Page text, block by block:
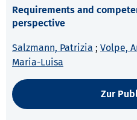
Requirements and
perspective
Salzmann, Patrizia ; Volpe,
Maria-Luisa
Zur